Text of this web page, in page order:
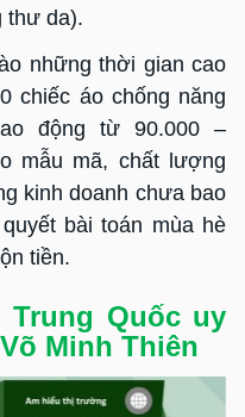
thư da).
những thời gian cao
chiếc áo chống năng
động từ 90.000 –
mẫu mã, chất lượng
kinh doanh chưa bao
bài toán mùa hè
tiền.
Trung Quốc uy
Minh Thiên